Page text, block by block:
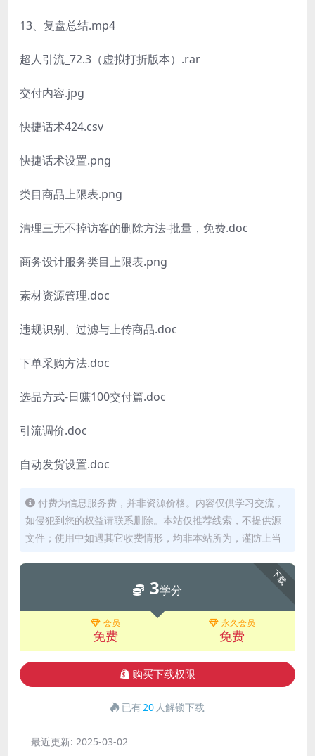
13、复盘总结.mp4
超人引流 _72.3（虚拟打折版本）.rar
交付内容.jpg
快捷话术424.csv
快捷话术设置.png
类目商品上限表.png
清理三无不掉访客的删除方法-批量，免费.doc
商务设计服务类目上限表.png
素材资源管理.doc
违规识别、过滤与上传商品.doc
下单采购方法.doc
选品方式-日赚100交付篇.doc
引流调价.doc
自动发货设置.doc
付费为信息服务费，并非资源价格。内容仅供学习交流，
如侵犯到您的权益请联系删除。本站仅推荐线索，不提供源
文件；使用中如遇其它收费情形，均非本站所为，谨防上当
下载
3学分
会员
免费
永久会员
免费
购买下载权限
已有20 人解锁下载
最近更新: 2025-03-02